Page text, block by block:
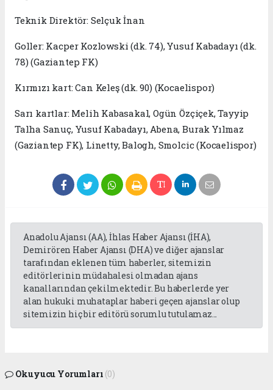
Teknik Direktör: Selçuk İnan
Goller: Kacper Kozlowski (dk. 74), Yusuf Kabadayı (dk.
78) (Gaziantep FK)
Kırmızı kart: Can Keleş (dk. 90) (Kocaelispor)
Sarı kartlar: Melih Kabasakal, Ogün Özçiçek, Tayyip
Talha Sanuç, Yusuf Kabadayı, Abena, Burak Yılmaz
(Gaziantep FK), Linetty, Balogh, Smolcic (Kocaelispor)
Anadolu Ajansı (AA), İhlas Haber Ajansı (İHA),
Demirören Haber Ajansı (DHA) ve diğer ajanslar
tarafından eklenen tüm haberler, sitemizin
editörlerinin müdahalesi olmadan ajans
kanallarından çekilmektedir. Bu haberlerde yer
alan hukuki muhataplar haberi geçen ajanslar olup
sitemizin hiç bir editörü sorumlu tutulamaz...
Okuyucu Yorumları (0)